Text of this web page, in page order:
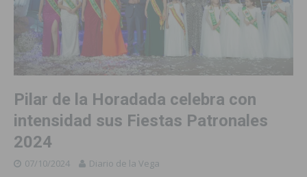
Pilar de la Horadada celebra con
intensidad sus Fiestas Patronales
2024
07/10/2024 Diario de la Vega